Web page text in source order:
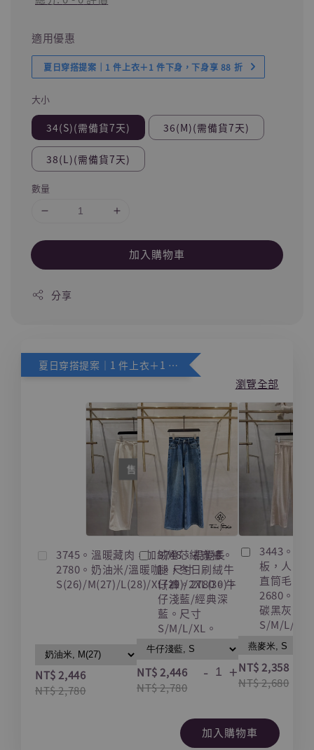
適用優惠
夏日穿搭提案｜1 件上衣＋1 件下身，下身享 88 折
大小
34(S)(需備貨7天) 36(M)(需備貨7天)
38(L)(需備貨7天)
數量
加入購物車
分享
夏日穿搭提案｜1 件上衣＋1 件下身，下身享 88 折
瀏覽全部
售完
3745。溫暖藏肉，加絨燈芯絨寬褲。
2780。奶油米/溫暖咖。尺寸
S(26)/M(27)/L(28)/XL(29)/2XL(30)。
NT$ 2,446
NT$ 2,780
3748。視覺長
腿，冬日刷絨牛
仔褲。2780。牛
仔淺藍/經典深
藍。尺寸
S/M/L/XL。
NT$ 2,446
NT$ 2,780
- +
3443。藏
板，人字
直筒毛呢
2680。燕
碳黑灰。
S/M/L/XL
NT$ 2,358
NT$ 2,680
加入購物車